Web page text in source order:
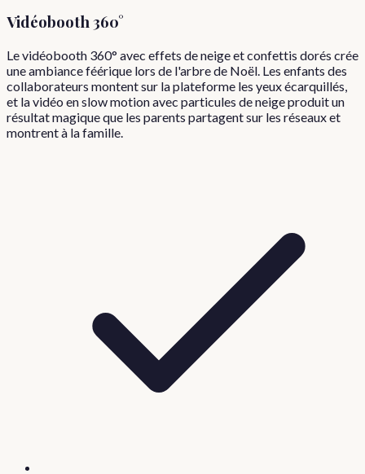
Vidéobooth 360°
Le vidéobooth 360° avec effets de neige et confettis dorés crée
une ambiance féérique lors de l'arbre de Noël. Les enfants des
collaborateurs montent sur la plateforme les yeux écarquillés,
et la vidéo en slow motion avec particules de neige produit un
résultat magique que les parents partagent sur les réseaux et
montrent à la famille.